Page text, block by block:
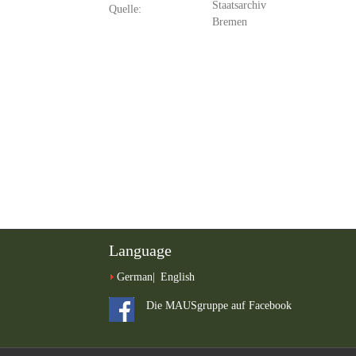
Quelle:
Staatsarchiv
Bremen
Language
German English
Die MAUSgruppe auf Facebook